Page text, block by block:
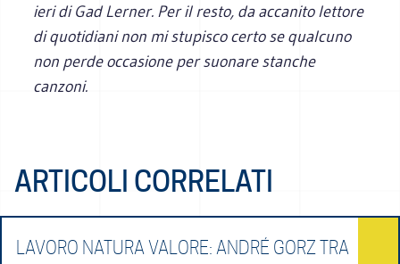
ieri di Gad Lerner. Per il resto, da accanito lettore
di quotidiani non mi stupisco certo se qualcuno
non perde occasione per suonare stanche
canzoni.
ARTICOLI CORRELATI
LAVORO NATURA VALORE: ANDRÉ GORZ TRA